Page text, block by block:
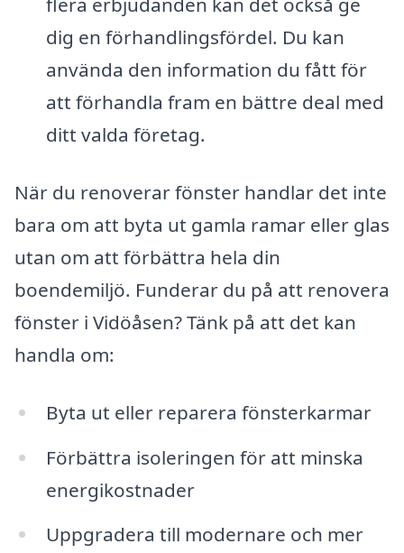
dig en förhandlingsfördel. Du kan
använda den information du fått för
att förhandla fram en bättre deal med
ditt valda företag.
När du renoverar fönster handlar det inte
bara om att byta ut gamla ramar eller glas
utan om att förbättra hela din
boendemiljö. Funderar du på att renovera
fönster i Vidöåsen? Tänk på att det kan
handla om:
Byta ut eller reparera fönsterkarmar
Förbättra isoleringen för att minska
energikostnader
Uppgradera till modernare och mer